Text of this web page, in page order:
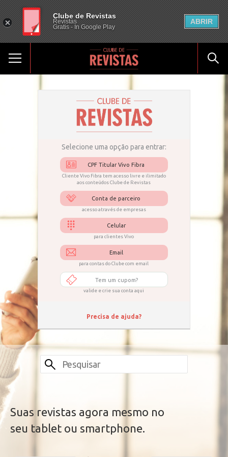
Selecione uma opção para entrar:
CPF Titular Vivo Fibra
Cliente Vivo Fibra tem acesso livre e ilimitado
aos conteúdos Clube de Revistas
Conta de parceiro
acesso através de empresas
Celular
para clientes Vivo
Email
para contas do Clube com email
Tem um cupom?
valide e crie sua conta aqui
Precisa de ajuda?
Suas revistas agora mesmo no
seu tablet ou smartphone.
Clube de Revistas
Revistas
Gratis - In Google Play
ABRIR